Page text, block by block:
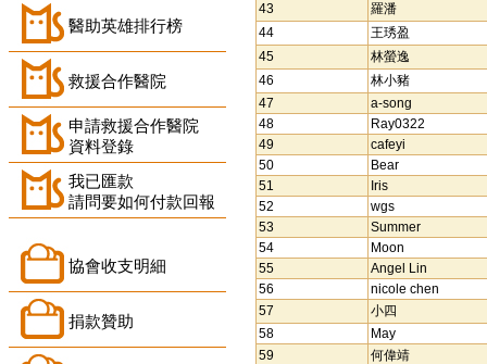
醫助英雄排行榜
救援合作醫院
申請救援合作醫院
資料登錄
我已匯款
請問要如何付款回報
協會收支明細
捐款贊助
43
羅潘
44
王琇盈
45
林螢逸
46
林小豬
47
a-song
48
Ray0322
49
cafeyi
50
Bear
51
Iris
52
wgs
53
Summer
54
Moon
55
Angel Lin
56
nicole chen
57
小四
58
May
59
何偉靖